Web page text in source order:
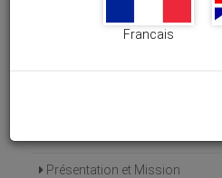
Présentation et Mission
Francais